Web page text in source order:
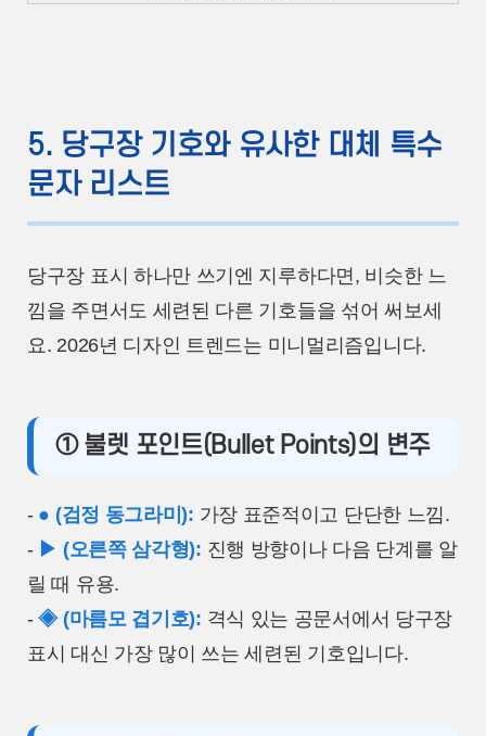
5. 당구장 기호와 유사한 대체 특수
문자 리스트
당구장 표시 하나만 쓰기엔 지루하다면, 비슷한 느
낌을 주면서도 세련된 다른 기호들을 섞어 써보세
요. 2026년 디자인 트렌드는 미니멀리즘입니다.
① 불렛 포인트(Bullet Points)의 변주
- ● (검정 동그라미): 가장 표준적이고 단단한 느낌.
- ▶ (오른쪽 삼각형): 진행 방향이나 다음 단계를 알
릴 때 유용.
-◈ (마름모 겹기호): 격식 있는 공문서에서 당구장
표시 대신 가장 많이 쓰는 세련된 기호입니다.